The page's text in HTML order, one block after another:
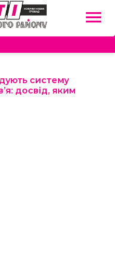
систему
досвід, яким